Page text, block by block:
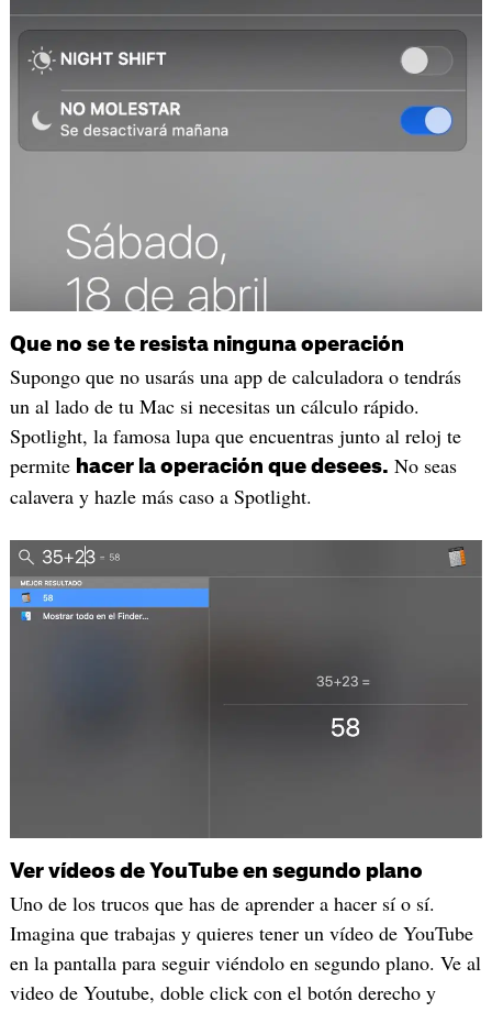
Que no se te resista ninguna operación
Supongo que no usarás una app de calculadora o tendrás
un al lado de tu Mac si necesitas un cálculo rápido.
Spotlight, la famosa lupa que encuentras junto al reloj te
permite hacer la operación que desees. No seas
calavera y hazle más caso a Spotlight.
Ver vídeos de YouTube en segundo plano
Uno de los trucos que has de aprender a hacer sí o sí.
Imagina que trabajas y quieres tener un vídeo de YouTube
en la pantalla para seguir viéndolo en segundo plano. Ve al
video de Youtube, doble click con el botón derecho y